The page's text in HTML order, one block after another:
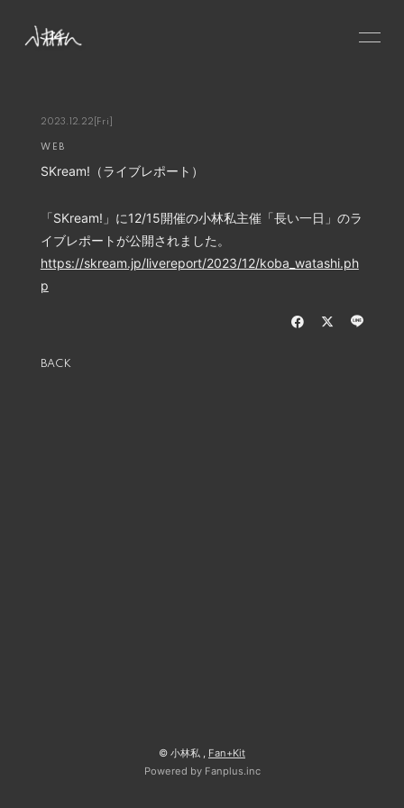
NEWS
SCHEDULE
PROFILE
VIDEO
DISCOGRAPHY
2023.12.22 [Fri]
WEB
SKream!（ライブレポート）
「SKream!」に12/15開催の小林私主催「長い一日」のラ
イブレポートが公開されました。
https://skream.jp/livereport/2023/12/koba_watashi.ph
p
BACK
© 小林私 , Fan+Kit
Powered by Fanplus.inc